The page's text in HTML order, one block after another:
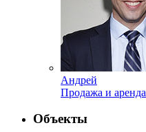
Андрей
Продажа и аренда
Объекты